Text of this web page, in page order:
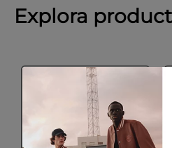
Explora